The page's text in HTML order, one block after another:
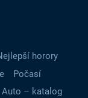
horory
Počasí
Auto – katalog